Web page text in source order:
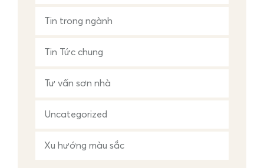
Tin trong ngành
Tin Tức chung
Tư vấn sơn nhà
Uncategorized
Xu hướng màu sắc